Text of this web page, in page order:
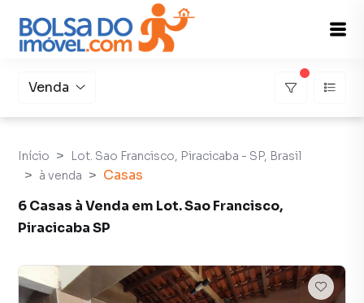
Venda
Início
Lot. Sao Francisco, Piracicaba - SP, Brasil
à venda
Casas
6 Casas à Venda em Lot. Sao Francisco,
Piracicaba SP